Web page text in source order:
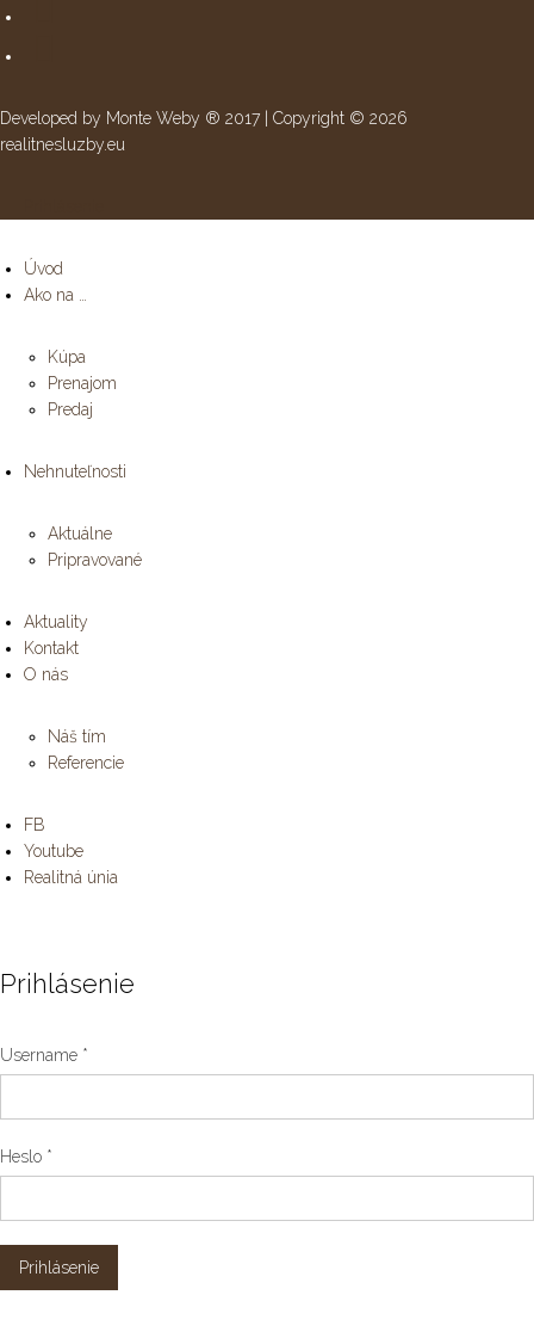
Developed by Monte Weby ® 2017 | Copyright © 2026
realitnesluzby.eu
Úvod
Ako na …
Kúpa
Prenajom
Predaj
Nehnuteľnosti
Aktuálne
Pripravované
Aktuality
Kontakt
O nás
Náš tím
Referencie
FB
Youtube
Realitná únia
Prihlásenie
Username *
Heslo *